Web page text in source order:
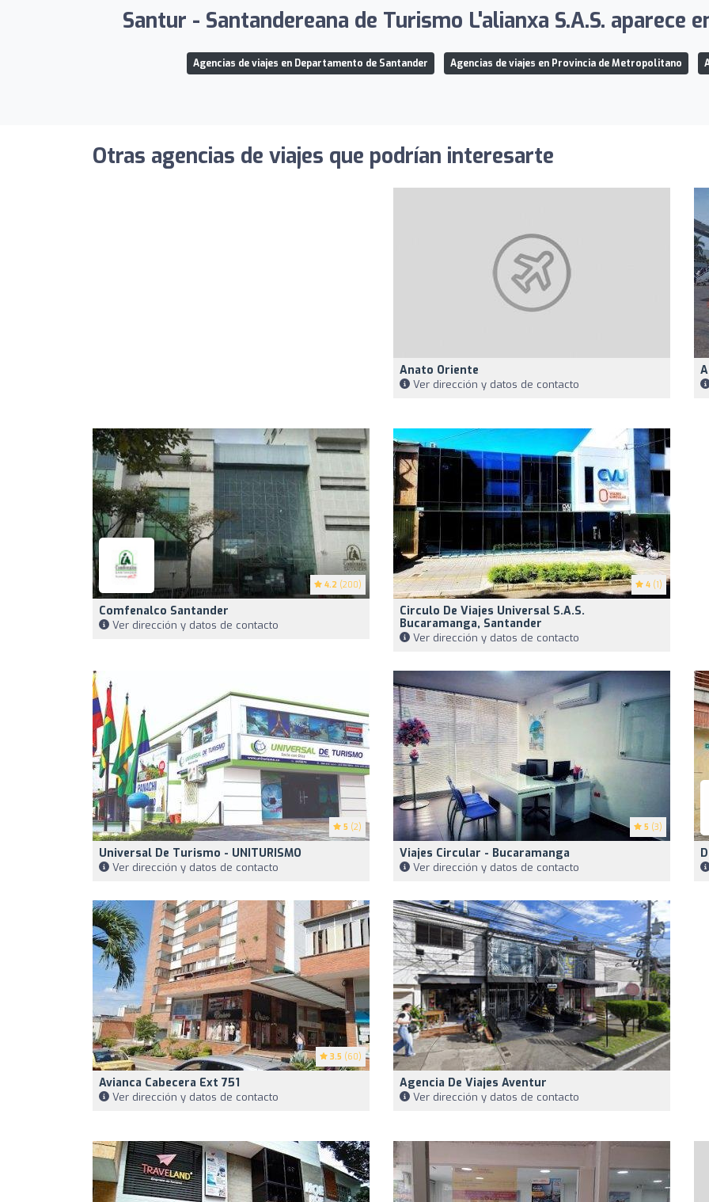
Santur - Santandereana de Turismo L'alianxa S.A.S. aparece
Agencias de viajes en Departamento de Santander Agencias de viajes en Provincia de Metropolitano
Otras agencias de viajes que podrían interesarte
Anato Oriente
Ver dirección y datos de contacto
4.2 (200)
Comfenalco Santander
Ver dirección y datos de contacto
4 (1)
Circulo De Viajes Universal S.A.S.
Bucaramanga, Santander
Ver dirección y datos de contacto
5 (2)
Universal De Turismo - UNITURISMO
Ver dirección y datos de contacto
5 (3)
Viajes Circular - Bucaramanga
Ver dirección y datos de contacto
3.5 (60)
Avianca Cabecera Ext 751
Ver dirección y datos de contacto
Agencia De Viajes Aventur
Ver dirección y datos de contacto